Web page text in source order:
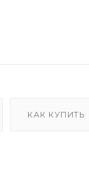
КАК КУПИТЬ